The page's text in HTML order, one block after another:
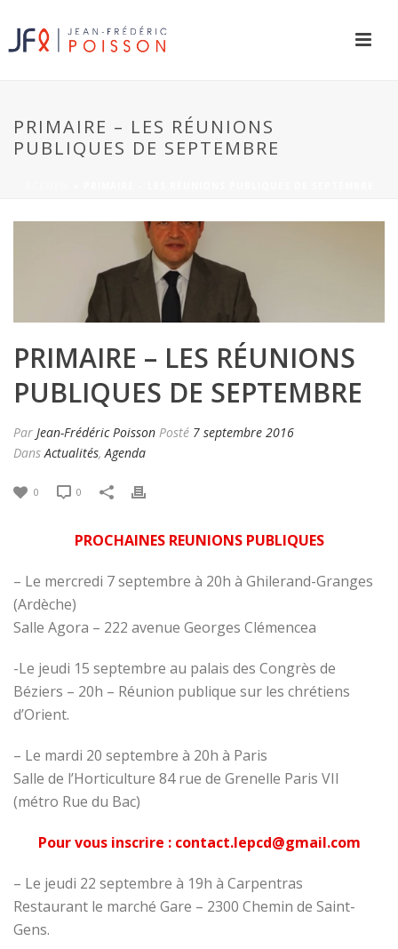
PRIMAIRE – LES RÉUNIONS
PUBLIQUES DE SEPTEMBRE
PRIMAIRE – LES RÉUNIONS
PUBLIQUES DE SEPTEMBRE
Par Jean-Frédéric Poisson Posté 7 septembre 2016
DansActualités,Agenda
0 0
PROCHAINES REUNIONS PUBLIQUES
– Le mercredi 7 septembre à 20h à Ghilerand-Granges
(Ardèche)
Salle Agora – 222 avenue Georges Clémencea
-Le jeudi 15 septembre au palais des Congrès de
Béziers – 20h – Réunion publique sur les chrétiens
d’Orient.
– Le mardi 20 septembre à 20h à Paris
Salle de l’Horticulture 84 rue de Grenelle Paris VII
(métro Rue du Bac)
Pour vous inscrire : contact.lepcd@gmail.com
– Le jeudi 22 septembre à 19h à Carpentras
Restaurant le marché Gare – 2300 Chemin de Saint-
Gens.